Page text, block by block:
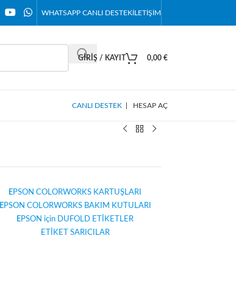
WHATSAPP CANLI DESTEKİLETIŞIM
GIRIŞ / KAYIT 0,00 €
CANLI DESTEK HESAP AÇ
EPSON COLORWORKS KARTUŞLARI
EPSON COLORWORKS BAKIM KUTULARI
EPSON için DUFOLD ETİKETLER
ETİKET SARICILAR